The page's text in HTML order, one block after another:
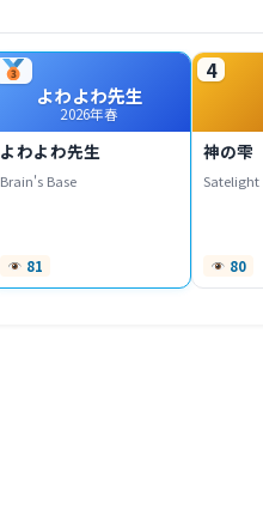
よわよわ先生
2026年春
よわよわ先生
Brain's Base
81
4
神の雫
Satelight
80